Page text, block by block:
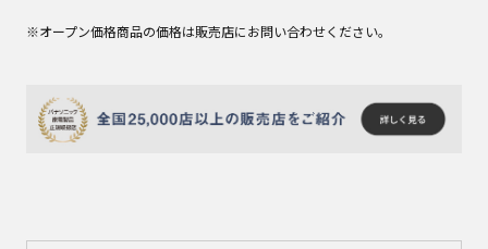
※オープン価格商品の価格は販売店にお問い合わせください。